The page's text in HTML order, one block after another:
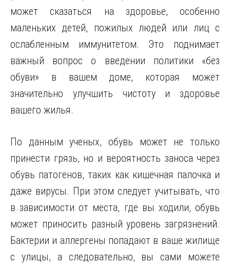
может сказаться на здоровье, особенно
маленьких детей, пожилых людей или лиц с
ослабленным иммунитетом. Это поднимает
важный вопрос о введении политики «без
обуви» в вашем доме, которая может
значительно улучшить чистоту и здоровье
вашего жилья.
По данным ученых, обувь может не только
принести грязь, но и вероятность заноса через
обувь патогенов, таких как кишечная палочка и
даже вирусы. При этом следует учитывать, что
в зависимости от места, где вы ходили, обувь
может приносить разный уровень загрязнений.
Бактерии и аллергены попадают в ваше жилище
с улицы, а следовательно, вы сами можете